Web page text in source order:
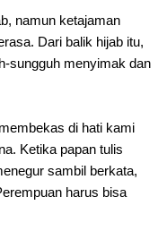
namun ketajaman
Dari balik hijab itu,
sungguh menyimak dan
di hati kami
Ketika papan tulis
sambil berkata,
harus bisa